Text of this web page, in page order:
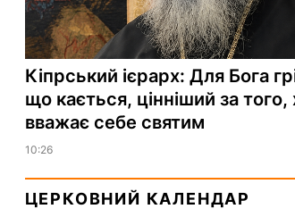
Кіпрський ієрарх: Для Бога
що кається, цінніший за того,
вважає себе святим
10:26
ЦЕРКОВНИЙ КАЛЕНДАР